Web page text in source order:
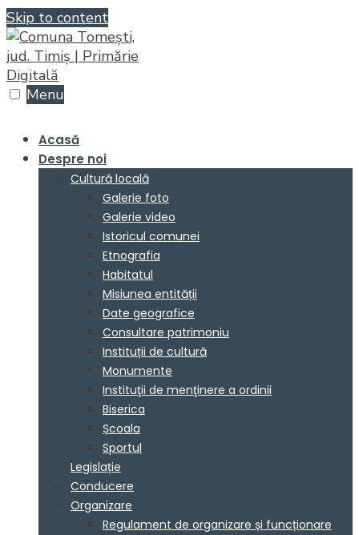
Skip to content
Menu
Acasă
Despre noi
Cultură locală
Galerie foto
Galerie video
Istoricul comunei
Etnografia
Habitatul
Misiunea entității
Date geografice
Consultare patrimoniu
Instituții de cultură
Monumente
Instituţii de menţinere a ordinii
Biserica
Școala
Sportul
Legislație
Conducere
Organizare
Regulament de organizare și funcționare